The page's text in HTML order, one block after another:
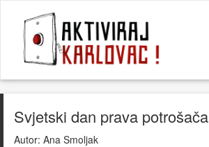
Svjetski dan prava potrošača
Autor: Ana Smoljak